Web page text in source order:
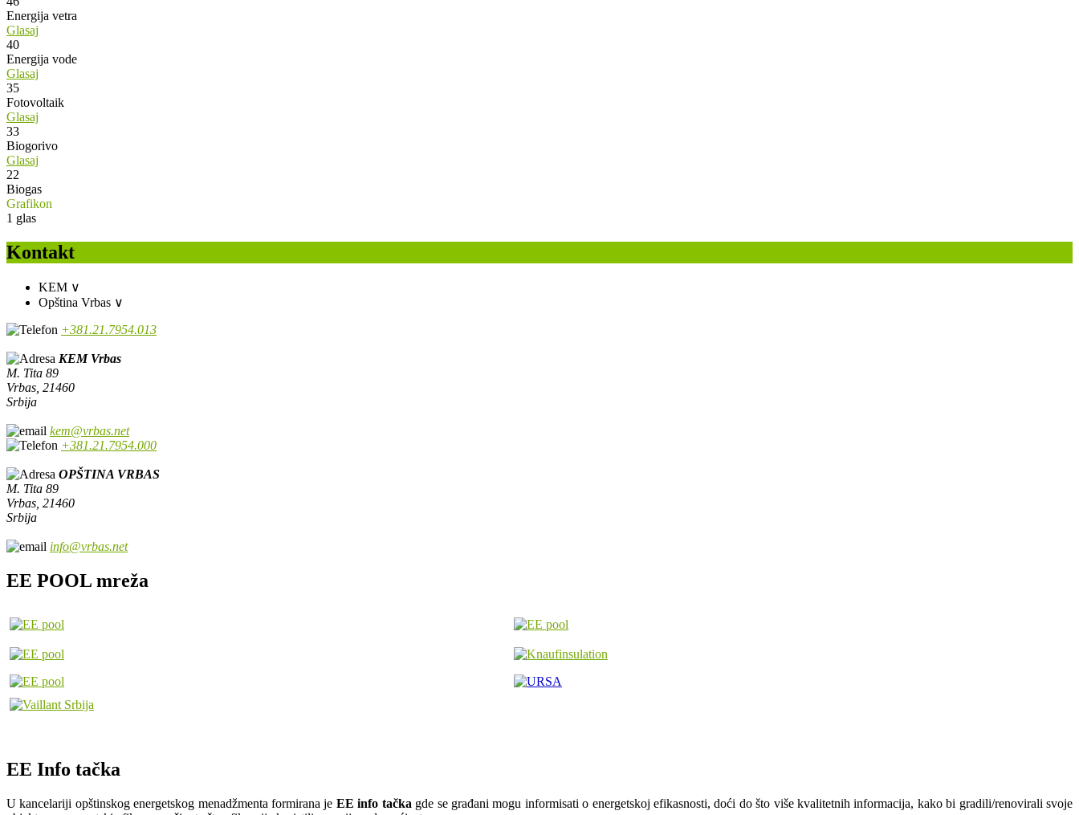
Energija vetra
Glasaj
40
Energija vode
Glasaj
35
Fotovoltaik
Glasaj
33
Biogorivo
Glasaj
22
Biogas
Grafikon
1 glas
Kontakt
KEM ∨
Opština Vrbas ∨
+381.21.7954.013
KEM Vrbas
M. Tita 89
Vrbas, 21460
Srbija
kem@vrbas.net
+381.21.7954.000
OPŠTINA VRBAS
M. Tita 89
Vrbas, 21460
Srbija
info@vrbas.net
EE POOL mreža
EE Info tačka
U kancelariji opštinskog energetskog menadžmenta formirana je EE info tačka gde se građani mogu informisati o energetskoj efikasnosti, doći do što više kvalitetnih informacija, kako bi gradili/renovirali svoje